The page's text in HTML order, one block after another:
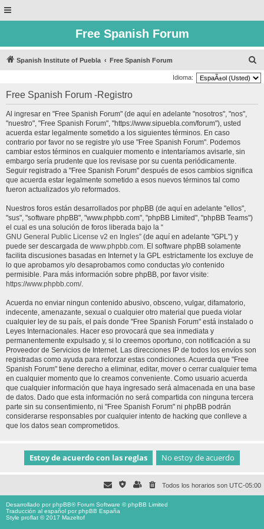
Free Spanish Forum
Spanish Institute of Puebla Free Spanish Forum
u
Idioma:
Free Spanish Forum -Registro
Al ingresar en "Free Spanish Forum" (de aquí en adelante "nosotros", "nos",
"nuestro", "Free Spanish Forum", "https://www.sipuebla.com/forum"), usted
acuerda estar legalmente sometido a los siguientes términos. En caso
contrario por favor no se registre y/o use "Free Spanish Forum". Podemos
cambiar estos términos en cualquier momento e intentaríamos avisarle, sin
embargo sería prudente que los revisase por su cuenta periódicamente.
Seguir registrado a "Free Spanish Forum" después de esos cambios significa
que acuerda estar legalmente sometido a esos nuevos términos tal como
fueron actualizados y/o reformados.
Nuestros foros están desarrollados por phpBB (de aquí en adelante "ellos",
"sus", "software phpBB", "www.phpbb.com", "phpBB Limited", "phpBB Teams")
el cual es una solución de foros liberada bajo la “
GNU General Public License v2 en Ingles” (de aquí en adelante "GPL") y
puede ser descargada de www.phpbb.com. El software phpBB solamente
facilita discusiones basadas en Internet y la GPL estrictamente los excluye de
lo que aprobamos y/o desaprobamos como conductas y/o contenido
permisible. Para más información sobre phpBB, por favor visite:
https://www.phpbb.com/.
Acuerda no enviar ningun contenido abusivo, obsceno, vulgar, difamatorio,
indecente, amenazante, sexual o cualquier otro material que pueda violar
cualquier ley de su país, el país donde "Free Spanish Forum" está instalado o
Leyes Internacionales. Hacer eso provocará que sea inmediata y
permanentemente expulsado y, si lo creemos oportuno, con notificación a su
Proveedor de Servicios de Internet. Las direcciones IP de todos los envíos son
registradas como ayuda para reforzar estas condiciones. Acuerda que "Free
Spanish Forum" tiene derecho a eliminar, editar, mover o cerrar cualquier tema
en cualquier momento que lo creamos conveniente. Como usuario acuerda
que cualquier información que haya ingresado será almacenada en una base
de datos. Dado que esta información no será compartida con ninguna tercera
parte sin su consentimiento, ni "Free Spanish Forum" ni phpBB podrán
considerarse responsables por cualquier intento de hacking que conlleve a
que los datos sean comprometidos.
Todos los horarios son UTC-05:00
Desarrollado porphpBB® Forum Software © phpBB Limited
Traducción al español porphpBB España
Style proflat © 2017 Mazeltof